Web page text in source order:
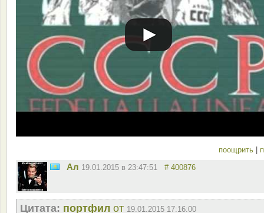
поощрить |
Ал 19.01.2015 в 23:47:51 # 400876
Цитата: портфил от 19.01.2015 17:16:00